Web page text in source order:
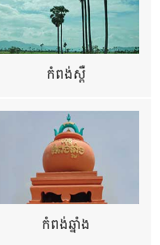
កំពង់ស្ពឺ
កំពង់ឆ្នាំង